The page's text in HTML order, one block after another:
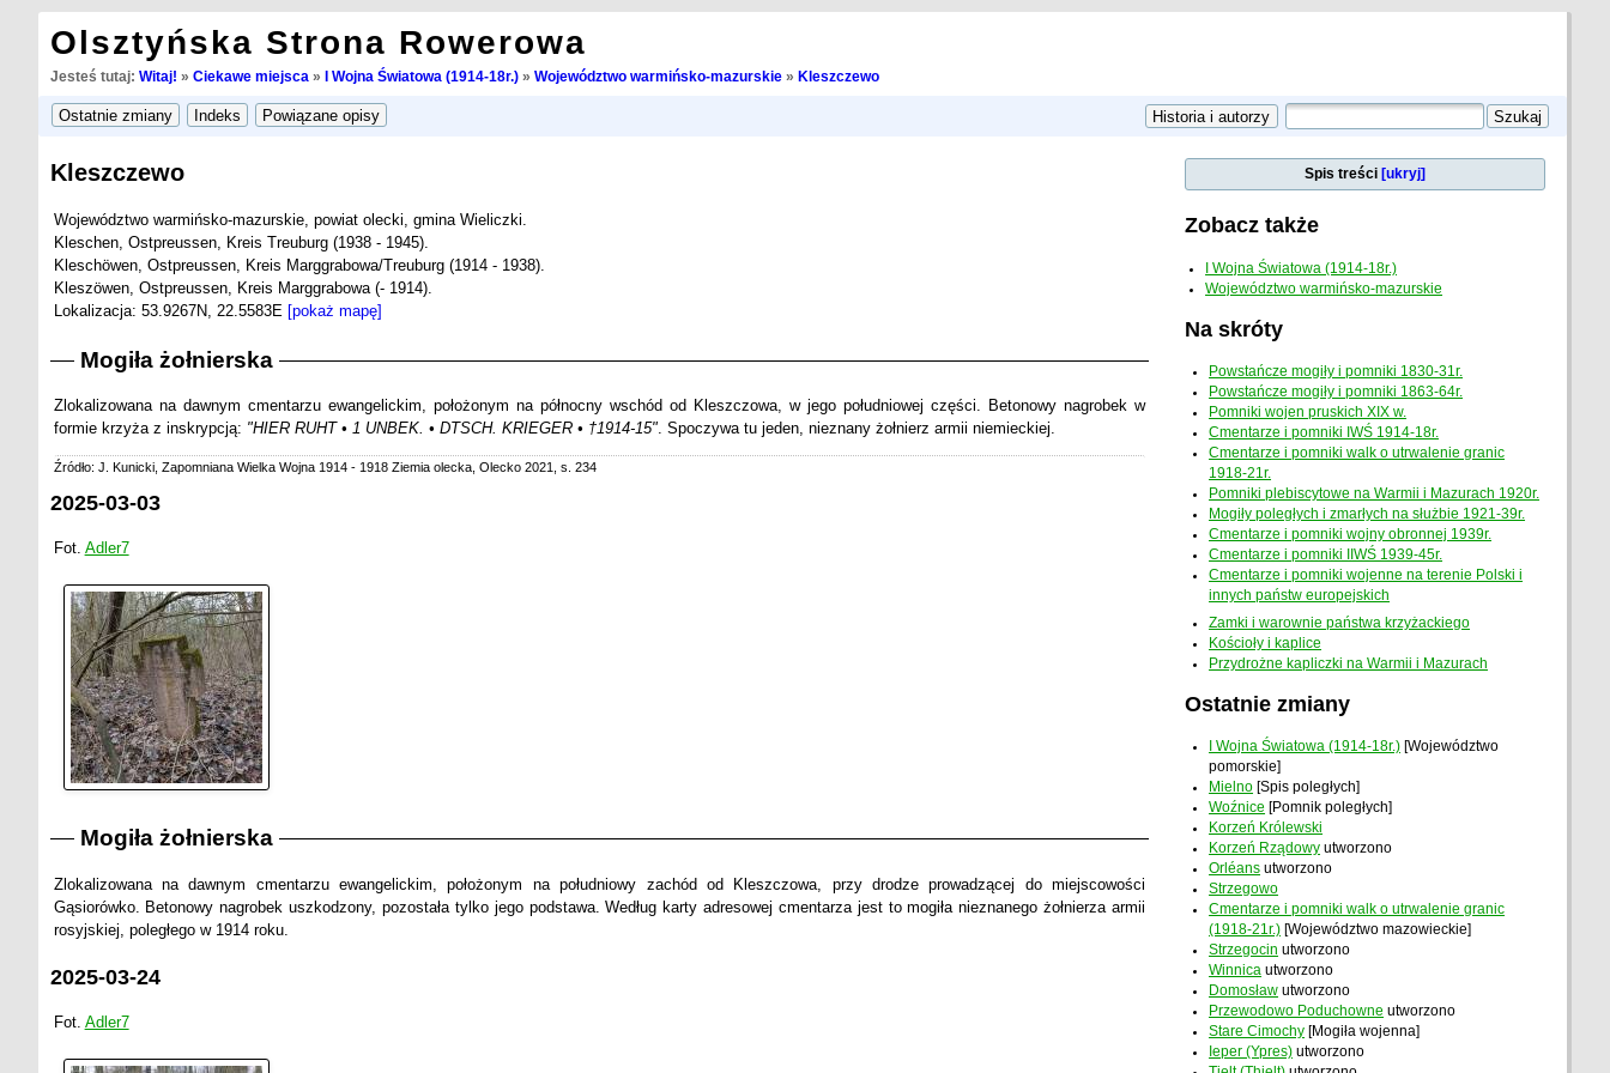
Olsztyńska Strona Rowerowa
Jesteś tutaj: Witaj! » Ciekawe miejsca » I Wojna Światowa (1914-18r.)» Województwo warmińsko-mazurskie» Kleszczewo
Kleszczewo
Województwo warmińsko-mazurskie, powiat olecki, gmina Wieliczki.
Kleschen, Ostpreussen, Kreis Treuburg (1938 - 1945).
Kleschöwen, Ostpreussen, Kreis Marggrabowa/Treuburg (1914 - 1938).
Kleszöwen, Ostpreussen, Kreis Marggrabowa (- 1914).
Lokalizacja: 53.9267N, 22.5583E [pokaż mapę]
Mogiła żołnierska
Zlokalizowana na dawnym cmentarzu ewangelickim, położonym na północny wschód od Kleszczowa, w jego południowej części. Betonowy nagrobek w
formie krzyża z inskrypcją: "HIER RUHT • 1 UNBEK. • DTSCH. KRIEGER • †1914-15". Spoczywa tu jeden, nieznany żołnierz armii niemieckiej.
Źródło: J. Kunicki, Zapomniana Wielka Wojna 1914 - 1918 Ziemia olecka, Olecko 2021, s. 234
2025-03-03
Fot. Adler7
Mogiła żołnierska
Zlokalizowana na dawnym cmentarzu ewangelickim, położonym na południowy zachód od Kleszczowa, przy drodze prowadzącej do miejscowości
Gąsiorówko. Betonowy nagrobek uszkodzony, pozostała tylko jego podstawa. Według karty adresowej cmentarza jest to mogiła nieznanego żołnierza armii
rosyjskiej, poległego w 1914 roku.
2025-03-24
Fot. Adler7
Spis treści [ukryj]
Zobacz także
I Wojna Światowa (1914-18r.)
Województwo warmińsko-mazurskie
Na skróty
Powstańcze mogiły i pomniki 1830-31r.
Powstańcze mogiły i pomniki 1863-64r.
Pomniki wojen pruskich XIX w.
Cmentarze i pomniki IWŚ 1914-18r.
Cmentarze i pomniki walk o utrwalenie granic
1918-21r.
Pomniki plebiscytowe na Warmii i Mazurach 1920r.
Mogiły poległych i zmarłych na służbie 1921-39r.
Cmentarze i pomniki wojny obronnej 1939r.
Cmentarze i pomniki IIWŚ 1939-45r.
Cmentarze i pomniki wojenne na terenie Polski i
innych państw europejskich
Zamki i warownie państwa krzyżackiego
Kościoły i kaplice
Przydrożne kapliczki na Warmii i Mazurach
Ostatnie zmiany
I Wojna Światowa (1914-18r.) [Województwo
pomorskie]
Mielno [Spis poległych]
Woźnice [Pomnik poległych]
Korzeń Królewski
Korzeń Rządowy utworzono
Orléans utworzono
Strzegowo
Cmentarze i pomniki walk o utrwalenie granic
(1918-21r.) [Województwo mazowieckie]
Strzegocin utworzono
Winnica utworzono
Domosław utworzono
Przewodowo Poduchowne utworzono
Stare Cimochy [Mogiła wojenna]
Ieper (Ypres) utworzono